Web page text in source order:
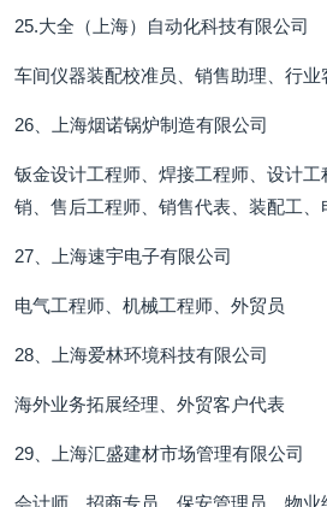
25.大全（上海）自动化科技有限公司
车间仪器装配校准员、销售助理、行业
26、上海烟诺锅炉制造有限公司
钣金设计工程师、焊接工程师、设计
销、售后工程师、销售代表、装配工、
27、上海速宇电子有限公司
电气工程师、机械工程师、外贸员
28、上海爱林环境科技有限公司
海外业务拓展经理、外贸客户代表
29、上海汇盛建材市场管理有限公司
会计师、招商专员、保安管理员、物业